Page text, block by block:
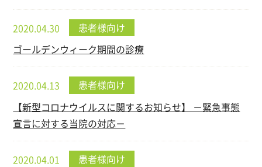
ゴールデンウィーク期間の診療
2020.04.30 患者様向け
【新型コロナウイルスに関するお知らせ】 －緊急事態
宣言に対する当院の対応－
2020.04.13 患者様向け
2020.04.01 患者様向け